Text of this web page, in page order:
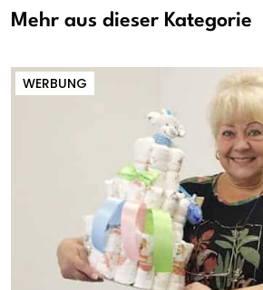
Mehr aus dieser Kategorie
WERBUNG